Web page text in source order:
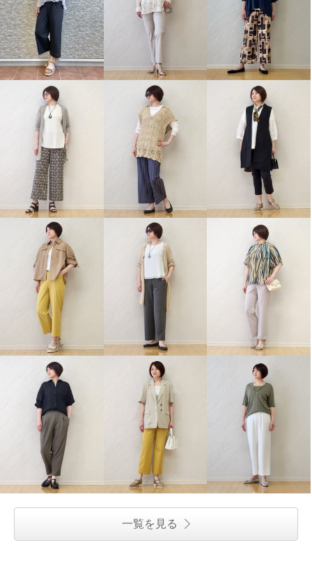
ピーツー 接触冷感・吸水速乾 多
機能ストレッチ センタープレス
ピーツー 接触冷感・吸水速乾 多
機能ストレッチ センタープレス
一覧を見る